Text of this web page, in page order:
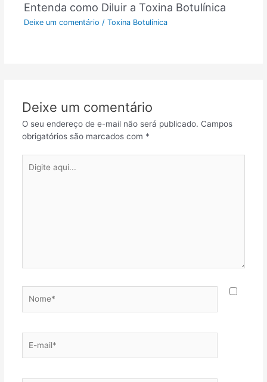
Entenda como Diluir a Toxina Botulínica
Deixe um comentário /Toxina Botulínica
Deixe um comentário
O seu endereço de e-mail não será publicado. Campos
obrigatórios são marcados com *
aqui...
mail*